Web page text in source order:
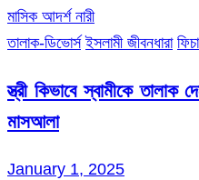
মাসিক আদর্শ নারী
তালাক-ডিভোর্স ইসলামী জীবনধারা
স্ত্রী কিভাবে স্বামীকে তালাক
মাসআলা
January 1, 2025